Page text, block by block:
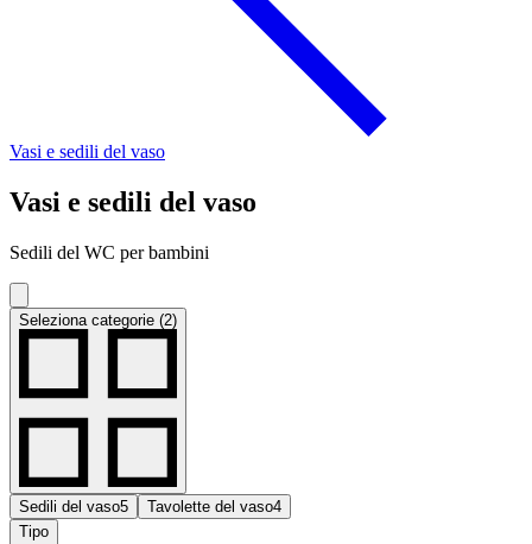
Vasi e sedili del vaso
Vasi e sedili del vaso
Sedili del WC per bambini
Seleziona categorie (2)
Sedili del vaso5 Tavolette del vaso4
Tipo